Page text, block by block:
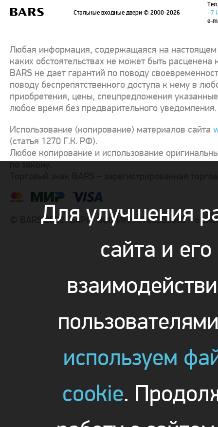
Стальные входные двери© 2000-2026
+7
e-
Любая информация, содержащаяся на настоящем
каких обстоятельствах не может быть
BARS не дает гарантий по поводу
поводу беспрепятственного доступа к нему в
приобретения, цены, спецпредложения
любое время без предварительного уведомления.
Использование (копирование) материалов сайта
(статья 1270 Г.К. РФ).
Любое копирование и использование
по закону.
© BARS 2022 "БАРС" ООО ИНН 7726355800 -
Для улучшения
сайта и его
используем
cookie.